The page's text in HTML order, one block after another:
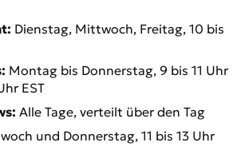
Dienstag, Mittwoch, Freitag, 10 bis
Montag bis Donnerstag, 9 bis 11 Uhr
EST
Alle Tage, verteilt über den Tag
und Donnerstag, 11 bis 13 Uhr